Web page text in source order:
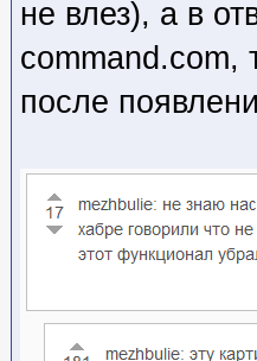
не влез), а в
command.com,
после